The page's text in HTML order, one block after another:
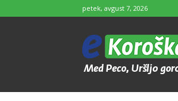
petek, avgust 7, 2026
e-
Koroška